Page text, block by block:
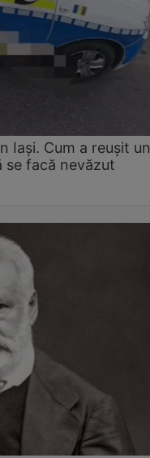
Iași. Cum a reușit un
se facă nevăzut